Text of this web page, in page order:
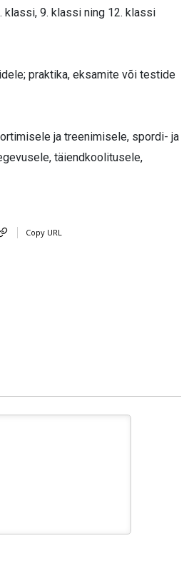
klassi, 9. klassi ning 12. klassi
praktika, eksamite või testide
ja treenimisele, spordi- ja
täiendkoolitusele,
Copy URL